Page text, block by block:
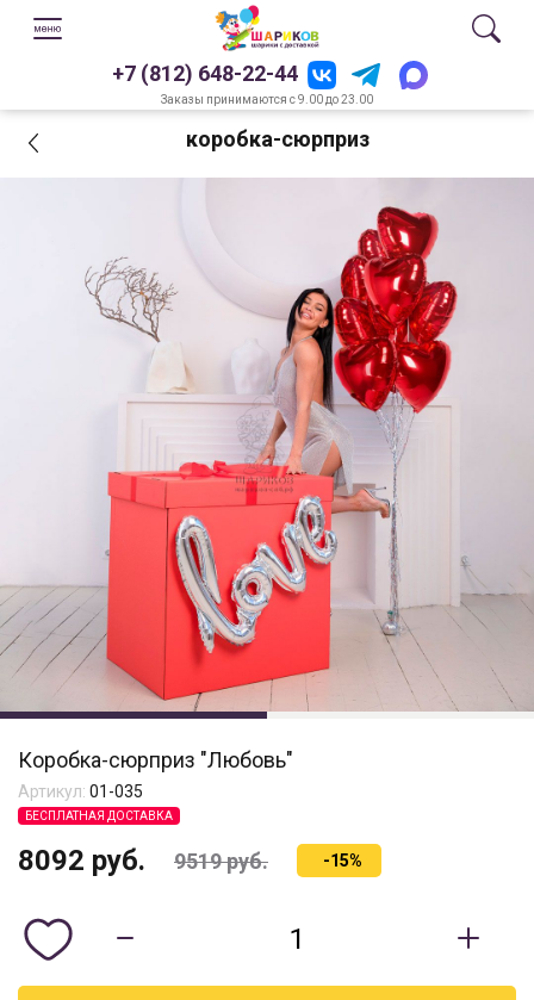
+7 (812) 648-22-44
Заказы принимаются с 9.00 до 23.00
коробка-сюрприз
Коробка-сюрприз "Любовь"
Артикул: 01-035
БЕСПЛАТНАЯ ДОСТАВКА
8092 руб. 9519руб. -15%